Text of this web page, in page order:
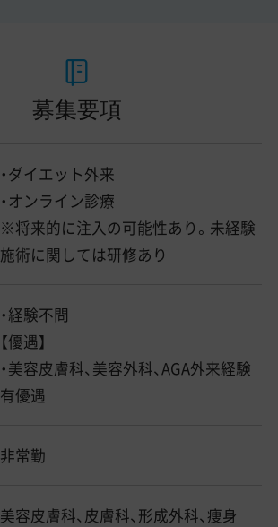
募集要項
・ダイエット外来
・オンライン診療
※将来的に注入の可能性あり。未経験
施術に関しては研修あり
・経験不問
【優遇】
・美容皮膚科、美容外科、AGA外来経験
有優遇
非常勤
美容皮膚科、皮膚科、形成外科、痩身